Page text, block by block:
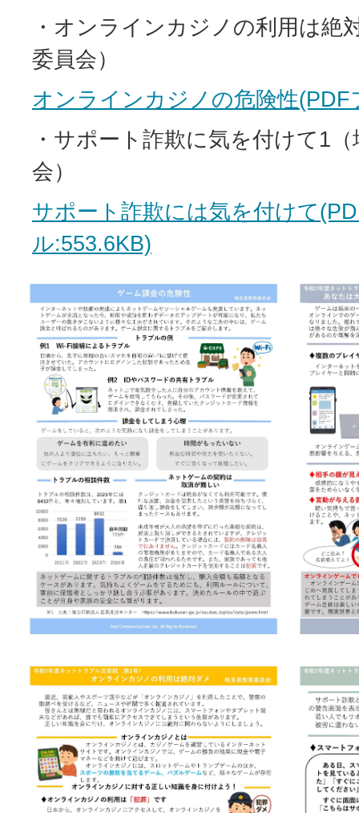
・オンラインカジノの利用は絶
委員会）
オンラインカジノの危険性
・サポート詐欺に気を付けて1
会）
サポート詐欺には気を付けて
ル:553.6KB)